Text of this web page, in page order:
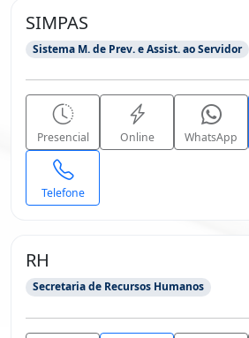
SIMPAS
Sistema M. de Prev. e Assist. ao Servidor
Presencial Online WhatsApp
Telefone
RH
Secretaria de Recursos Humanos